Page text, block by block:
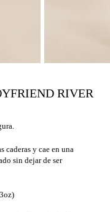
RIVER
caderas y cae en una
sin dejar de ser